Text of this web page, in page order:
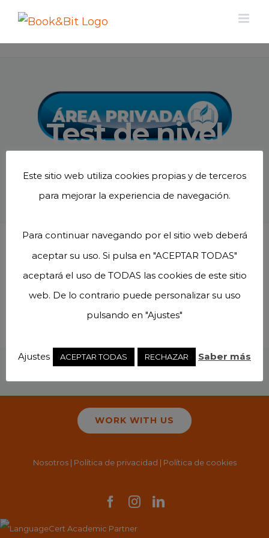
Saltar
contenido
Test de nivel
WORK WITH US
Nosotros| Política de privacidad | Política de cookies
Facebook
InstagramLinkedIn
Este sitio web utiliza cookies propias y de terceros
para mejorar la experiencia de navegación.
Para continuar navegando por el sitio web deberá
aceptar su uso. Si pulsa en "ACEPTAR TODAS"
aceptará el uso de TODAS las cookies de este sitio
web. De lo contrario puede personalizar su uso
pulsando en "Ajustes"
Ajustes ACEPTAR TODAS RECHAZAR Saber más